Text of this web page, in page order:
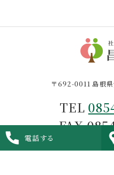
電話する
〒692-0011 島根
TEL
FAX
©